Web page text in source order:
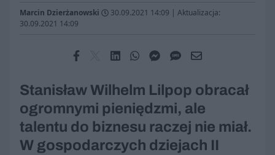
Marcin Dzierżanowski 30.09.2021 14:09 | Aktualizacja:
30.09.2021 14:09
Stanisław Wilhelm Lilpop obracał
ogromnymi pieniędzmi, ale
talentu do biznesu raczej nie miał.
W gospodarczych dziejach II